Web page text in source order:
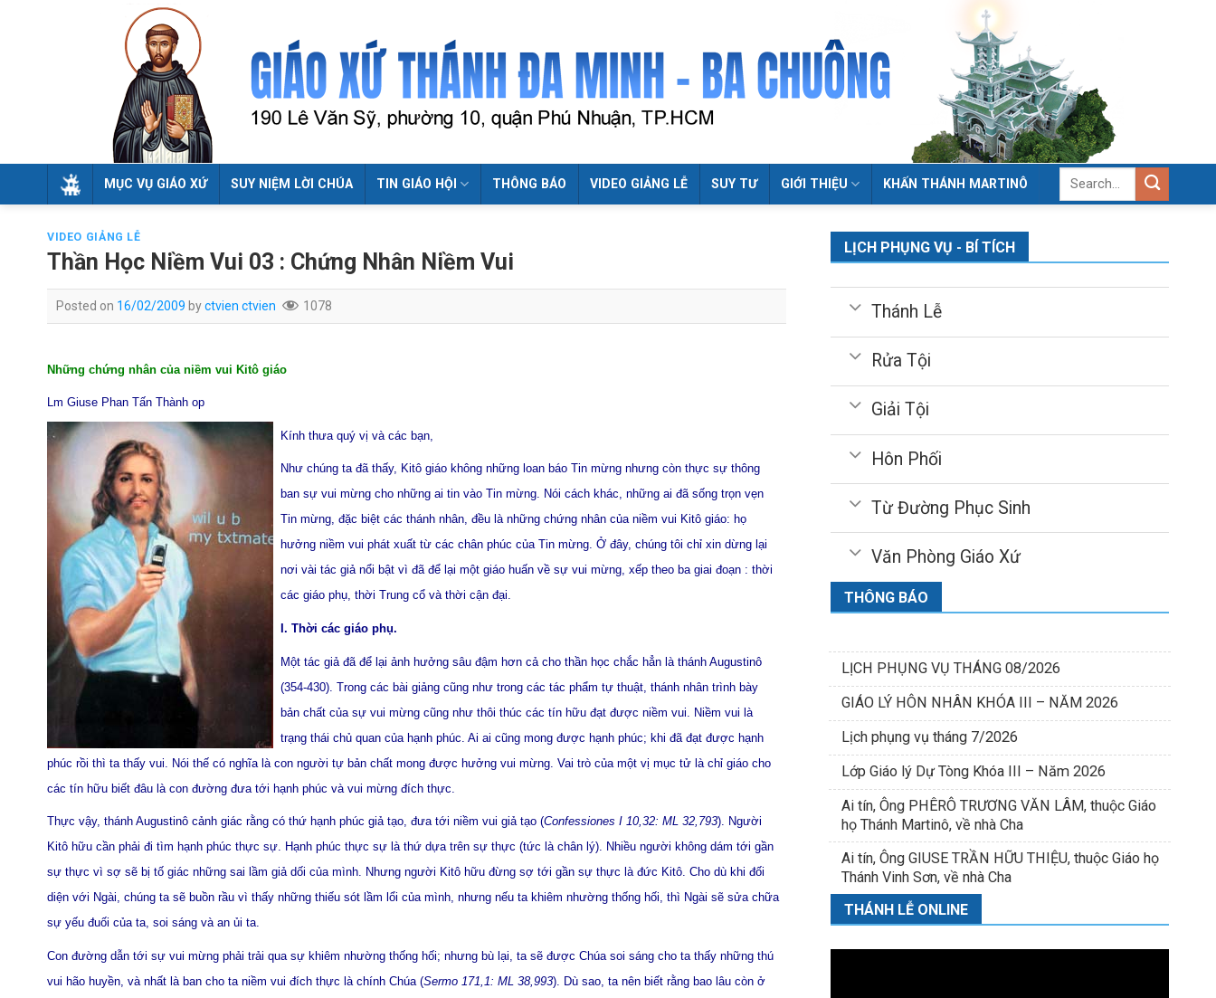
MỤC VỤ GIÁO XỨ SUY NIỆM LỜI CHÚA TIN GIÁO HỘI THÔNG BÁO VIDEO GIẢNG LỄ SUY TƯ GIỚI THIỆU KHẤN THÁNH MARTINÔ
VIDEO GIẢNG LỄ
Thần Học Niềm Vui 03 : Chứng Nhân Niềm Vui
Posted on 16/02/2009 byctvien ctvien 1078
Những chứng nhân của niềm vui Kitô giáo
Lm Giuse Phan Tấn Thành op
Kính thưa quý vị và các bạn,
Như chúng ta đã thấy, Kitô giáo không những loan báo Tin mừng nhưng còn thực sự thông
ban sự vui mừng cho những ai tin vào Tin mừng. Nói cách khác, những ai đã sống trọn vẹn
Tin mừng, đặc biệt các thánh nhân, đều là những chứng nhân của niềm vui Kitô giáo: họ
hưởng niềm vui phát xuất từ các chân phúc của Tin mừng. Ở đây, chúng tôi chỉ xin dừng lại
nơi vài tác giả nổi bật vì đã để lại một giáo huấn về sự vui mừng, xếp theo ba giai đoạn : thời
các giáo phụ, thời Trung cổ và thời cận đại.
I. Thời các giáo phụ.
Một tác giả đã để lại ảnh hưởng sâu đậm hơn cả cho thần học chắc hẳn là thánh Augustinô
(354-430). Trong các bài giảng cũng như trong các tác phẩm tự thuật, thánh nhân trình bày
bản chất của sự vui mừng cũng như thôi thúc các tín hữu đạt được niềm vui. Niềm vui là
trạng thái chủ quan của hạnh phúc. Ai ai cũng mong được hạnh phúc; khi đã đạt được hạnh
phúc rồi thì ta thấy vui. Nói thế có nghĩa là con người tự bản chất mong được hưởng vui mừng. Vai trò của một vị mục tử là chỉ giáo cho
các tín hữu biết đâu là con đường đưa tới hạnh phúc và vui mừng đích thực.
Thực vậy, thánh Augustinô cảnh giác rằng có thứ hạnh phúc giả tạo, đưa tới niềm vui giả tạo (Confessiones I 10,32: ML 32,793). Người
Kitô hữu cần phải đi tìm hạnh phúc thực sự. Hạnh phúc thực sự là thứ dựa trên sự thực (tức là chân lý). Nhiều người không dám tới gần
sự thực vì sợ sẽ bị tố giác những sai lầm giả dối của mình. Nhưng người Kitô hữu đừng sợ tới gần sự thực là đức Kitô. Cho dù khi đối
diện với Ngài, chúng ta sẽ buồn rầu vì thấy những thiếu sót lầm lổi của mình, nhưng nếu ta khiêm nhường thống hối, thì Ngài sẽ sửa chữa
sự yếu đuối của ta, soi sáng và an ủi ta.
Con đường dẫn tới sự vui mừng phải trải qua sự khiêm nhường thống hối; nhưng bù lại, ta sẽ được Chúa soi sáng cho ta thấy những thú
vui hão huyền, và nhất là ban cho ta niềm vui đích thực là chính Chúa (Sermo 171,1: ML 38,993). Dù sao, ta nên biết rằng bao lâu còn ở
LỊCH PHỤNG VỤ - BÍ TÍCH
Thánh Lễ
Rửa Tội
Giải Tội
Hôn Phối
Từ Đường Phục Sinh
Văn Phòng Giáo Xứ
THÔNG BÁO
LỊCH PHỤNG VỤ THÁNG 08/2026
GIÁO LÝ HÔN NHÂN KHÓA III – NĂM 2026
Lịch phụng vụ tháng 7/2026
Lớp Giáo lý Dự Tòng Khóa III – Năm 2026
Ai tín, Ông PHÊRÔ TRƯƠNG VĂN LÂM, thuộc Giáo
họ Thánh Martinô, về nhà Cha
Ai tín, Ông GIUSE TRẦN HỮU THIỆU, thuộc Giáo họ
Thánh Vinh Sơn, về nhà Cha
THÁNH LỄ ONLINE